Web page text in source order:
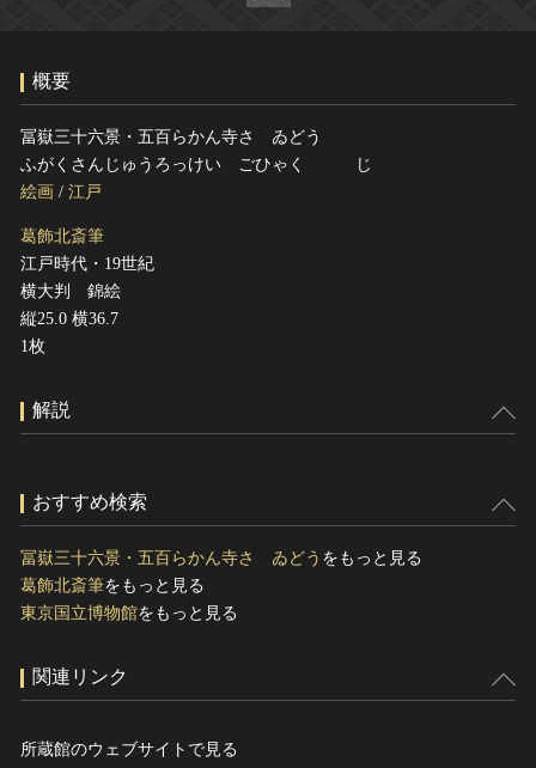
サイトのご意見はこちら
文化遺産データベース
概要
冨嶽三十六景・五百らかん寺さゞゐどう
ふがくさんじゅうろっけい ごひゃく じ
絵画 / 江戸
葛飾北斎筆
江戸時代・19世紀
横大判 錦絵
縦25.0 横36.7
1枚
解説
おすすめ検索
冨嶽三十六景・五百らかん寺さゞゐどう をもっと見る
葛飾北斎筆をもっと見る
東京国立博物館をもっと見る
関連リンク
所蔵館のウェブサイトで見る